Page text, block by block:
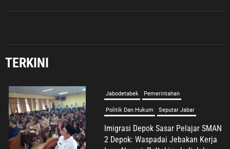
TERKINI
Umum
Sosialisasi Kemenduk Bangga di
Bekasi, Cellica Nurachadiana Ajak
Masyarakat Cegah Stunting dan
Wujudkan Keluarga Berkualitas